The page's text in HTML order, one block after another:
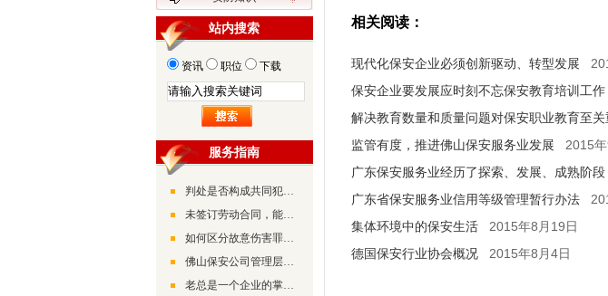
相关阅读：
现代化保安企业必须创新驱动、转型发展
保安企业要发展应时刻不忘保安教育培训工作
解决教育数量和质量问题对保安职业教育至关
监管有度，推进佛山保安服务业发展 2015
广东保安服务业经历了探索、发展、成熟阶
广东省保安服务业信用等级管理暂行办法
集体环境中的保安生活 2015年8月19日
德国保安行业协会概况 2015年8月4日
站内搜索
资讯 职位 下载
服务指南
判处是否构成共同犯罪的条件是什么
未签订劳动合同，能否向公司要回工资
如何区分故意伤害罪和正当防卫
佛山保安公司管理层领导管理经验分享
老总是一个企业的掌舵人，其能力和素质都决定着企业未来的发展状况